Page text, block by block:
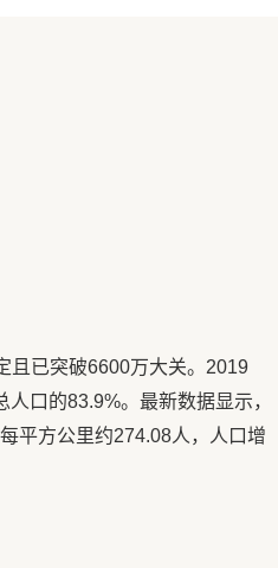
且已突破6600万大关。2019
口的83.9%。最新数据显示，
平方公里约274.08人，人口增